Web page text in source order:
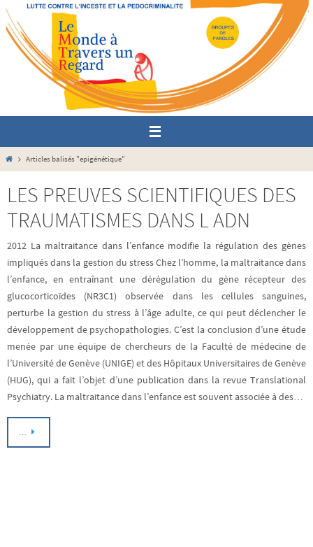
Passer
vers
contenu
HomeArticles balisés "epigénétique"
LES PREUVES SCIENTIFIQUES DES
TRAUMATISMES DANS L ADN
2012 La maltraitance dans l’enfance modifie la régulation des gènes
impliqués dans la gestion du stress Chez l’homme, la maltraitance dans
l’enfance, en entraînant une dérégulation du gène récepteur des
glucocorticoïdes (NR3C1) observée dans les cellules sanguines,
perturbe la gestion du stress à l’âge adulte, ce qui peut déclencher le
développement de psychopathologies. C’est la conclusion d’une étude
menée par une équipe de chercheurs de la Faculté de médecine de
l’Université de Genève (UNIGE) et des Hôpitaux Universitaires de Genève
(HUG), qui a fait l’objet d’une publication dans la revue Translational
Psychiatry. La maltraitance dans l’enfance est souvent associée à des…
…